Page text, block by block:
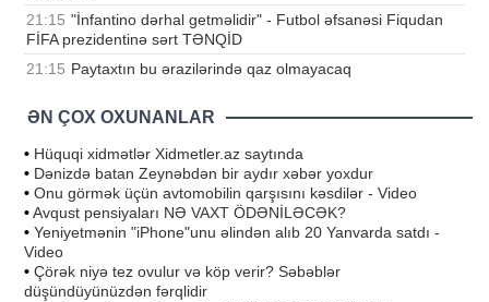
21:15 "İnfantino dərhal getməlidir" - Futbol əfsanəsi Fiqudan
FİFA prezidentinə sərt TƏNQİD
21:15 Paytaxtın bu ərazilərində qaz olmayacaq
ƏN ÇOX OXUNANLAR
• Hüquqi xidmətlər Xidmetler.az saytında
• Dənizdə batan Zeynəbdən bir aydır xəbər yoxdur
• Onu görmək üçün avtomobilin qarşısını kəsdilər - Video
•Avqust pensiyaları NƏ VAXT ÖDƏNİLƏCƏK?
• Yeniyetmənin "iPhone"unu əlindən alıb 20 Yanvarda satdı -
Video
• Çörək niyə tez ovulur və köp verir? Səbəblər
düşündüyünüzdən fərqlidir